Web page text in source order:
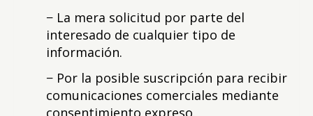
− La mera solicitud por parte del
interesado de cualquier tipo de
información.
− Por la posible suscripción para recibir
comunicaciones comerciales mediante
consentimiento expreso.